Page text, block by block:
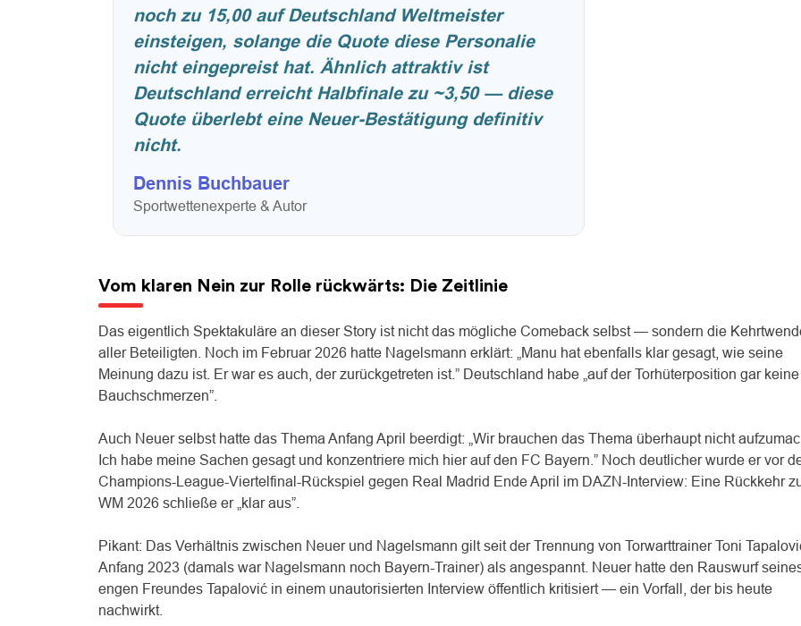
noch zu 15,00 auf Deutschland Weltmeister
einsteigen, solange die Quote diese Personalie
nicht eingepreist hat. Ähnlich attraktiv ist
Deutschland erreicht Halbfinale zu ~3,50 — diese
Quote überlebt eine Neuer-Bestätigung definitiv
nicht.
Dennis Buchbauer
Sportwettenexperte & Autor
Vom klaren Nein zur Rolle rückwärts: Die Zeitlinie
Das eigentlich Spektakuläre an dieser Story ist nicht das mögliche Comeback selbst — sondern die
aller Beteiligten. Noch im Februar 2026 hatte Nagelsmann erklärt: „Manu hat ebenfalls klar gesagt, wie seine
Meinung dazu ist. Er war es auch, der zurückgetreten ist.” Deutschland habe „auf der Torhüterposition gar keine
Bauchschmerzen”.
Auch Neuer selbst hatte das Thema Anfang April beerdigt: „Wir brauchen das Thema überhaupt nicht
Ich habe meine Sachen gesagt und konzentriere mich hier auf den FC Bayern.” Noch deutlicher wurde er vor
Champions-League-Viertelfinal-Rückspiel gegen Real Madrid Ende April im DAZN-Interview: Eine Rückkehr
WM 2026 schließe er „klar aus”.
Pikant: Das Verhältnis zwischen Neuer und Nagelsmann gilt seit der Trennung von Torwarttrainer Toni
Anfang 2023 (damals war Nagelsmann noch Bayern-Trainer) als angespannt. Neuer hatte den Rauswurf
engen Freundes Tapalović in einem unautorisierten Interview öffentlich kritisiert — ein Vorfall, der bis heute
nachwirkt.